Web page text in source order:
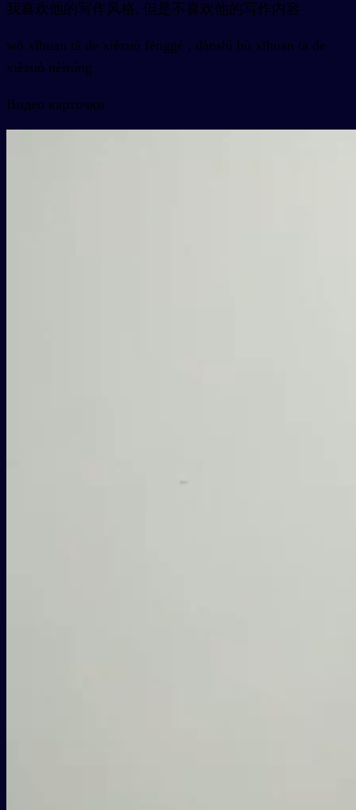
我喜欢他的写作风格, 但是不喜欢他的写作内容
wǒ xǐhuan tā de xiězuò fēnggé , dànshì bù xǐhuan tā de
xiězuò nèiróng
Видео карточки